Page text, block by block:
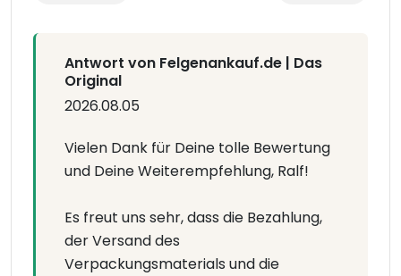
Antwort von Felgenankauf.de | Das
Original
2026.08.05
Vielen Dank für Deine tolle Bewertung
und Deine Weiterempfehlung, Ralf!
Es freut uns sehr, dass die Bezahlung,
der Versand des
Verpackungsmaterials und die